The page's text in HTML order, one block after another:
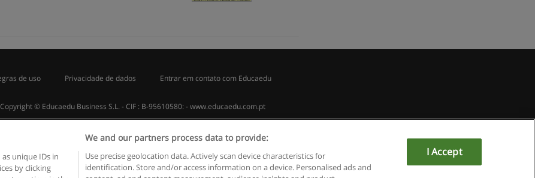
de uso Privacidade de dados Entrar em contato com Educaedu
Copyright © Educaedu Business S.L. - CIF : B-95610580: - www.educaedu.com.pt
unique IDs in
by clicking
We and our partners process data to provide:
Use precise geolocation data. Actively scan device characteristics for
identification. Store and/or access information on a device. Personalised ads and
I Accept